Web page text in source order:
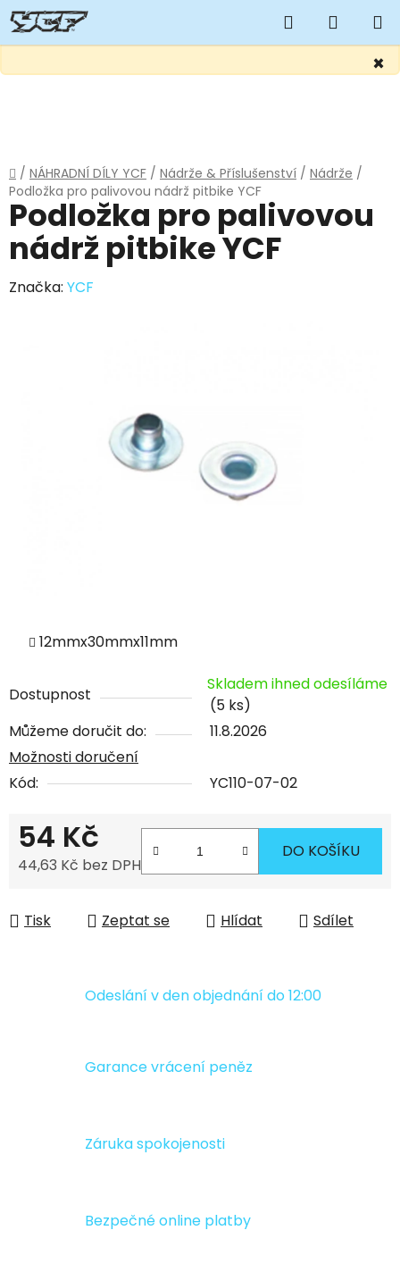
×
Hledat
KOŠÍK
Domů
/ NÁHRADNÍ DÍLY YCF / Nádrže & Příslušenství / Nádrže /
Podložka pro palivovou nádrž pitbike YCF
12mmx30mmx11mm
Dostupnost
Skladem ihned odesíláme
(5 ks)
Můžeme doručit do:
11.8.2026
Možnosti doručení
Kód:
YC110-07-02
54 Kč
44,63 Kč bez DPH
DO KOŠÍKU
Tisk Zeptat se Hlídat Sdílet
Podložka pro palivovou
nádrž pitbike YCF
Značka: YCF
Odeslání v den objednání do 12:00
Garance vrácení peněz
Záruka spokojenosti
Bezpečné online platby